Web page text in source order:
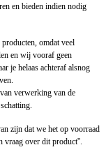
en bieden indien nodig
producten, omdat veel
en wij vooraf geen
je helaas achteraf alsnog
verwerking van de
zijn dat we het op voorraad
vraag over dit product''.